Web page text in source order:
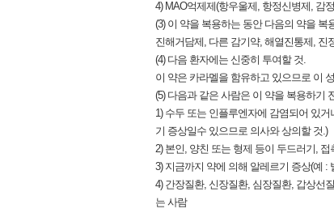
4) MAO억제제(항우울제, 항정신병제, 감
(3) 이 약을 복용하는 동안 다음의 약을 복
진해거담제, 다른 감기약, 해열진통제, 진
(4) 다음 환자에는 신중히 투여할 것.
이 약은 카라멜을 함유하고 있으므로 이
(5) 다음과 같은 사람은 이 약을 복용하기
1) 수두 또는 인플루엔자에 감염되어 있
기 증상일수 있으므로 의사와 상의할 것.)
2) 본인, 양친 또는 형제 등이 두드러기,
3) 지금까지 약에 의해 알레르기 증상(예
4) 간장질환, 신장질환, 심장질환, 갑상선
는 사람